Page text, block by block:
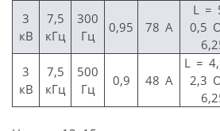
3
кВ
7,5
кГц
300
Гц
0,95 78 А
L =
0,5
3
кВ
7,5
кГц
500
Гц
0,9 48 А
L =
2,3